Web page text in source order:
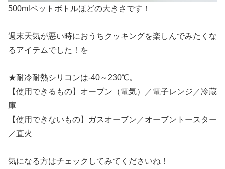
500mlペットボトルほどの大きさです！
週末天気が悪い時におうちクッキングを楽しんでみたくな
るアイテムでした！を
★耐冷耐熱シリコンは-40～230℃。
【使用できるもの】オーブン（電気）／電子レンジ／冷蔵
庫
【使用できないもの】ガスオーブン／オーブントースター
／直火
気になる方はチェックしてみてくださいね！